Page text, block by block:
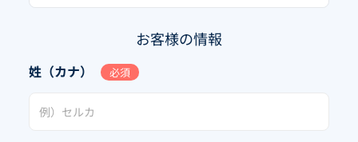
お客様の情報
姓（カナ） 必須